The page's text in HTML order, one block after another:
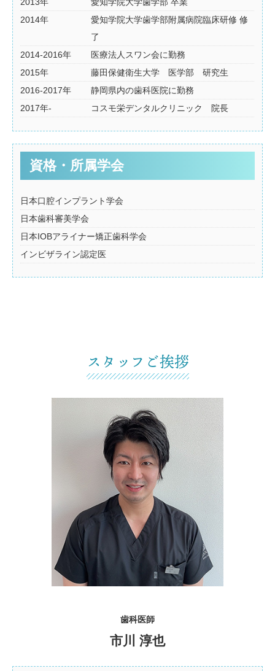
2014年
愛知学院大学歯学部附属病院臨床研修 修
了
2014-2016年
医療法人スワン会に勤務
2015年
藤田保健衛生大学 医学部 研究生
2016-2017年
静岡県内の歯科医院に勤務
2017年-
コスモ栄デンタルクリニック 院長
資格・所属学会
日本口腔インプラント学会
日本歯科審美学会
日本IOBアライナー矯正歯科学会
インビザライン認定医
スタッフご挨拶
歯科医師
市川 淳也